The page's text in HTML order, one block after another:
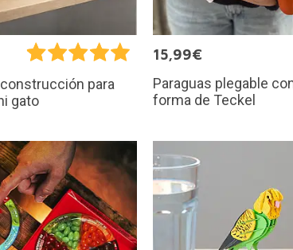
para
gato
15,99€
Paraguas plegable
forma de Teckel